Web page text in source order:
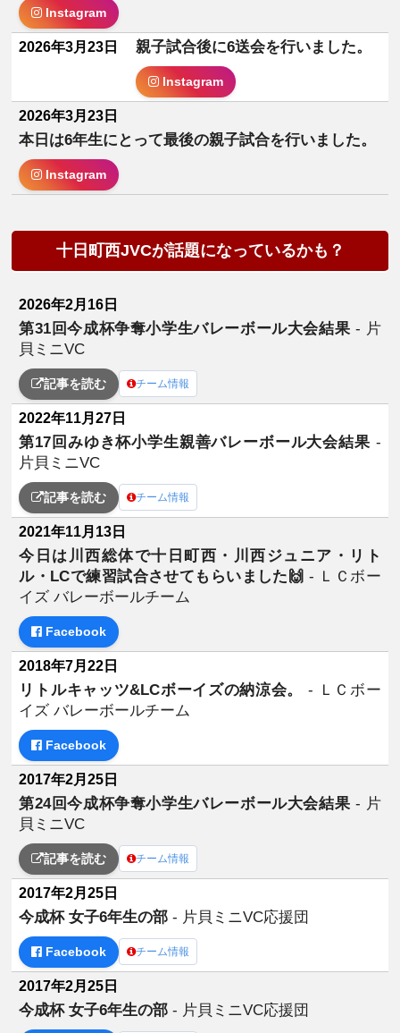
Instagram
2026年3月23日 親子試合後に6送会を行いました。
Instagram
2026年3月23日
本日は6年生にとって最後の親子試合を行いました。
Instagram
十日町西JVCが話題になっているかも？
2026年2月16日
第31回今成杯争奪小学生バレーボール大会結果 - 片
貝ミニVC
記事を読む チーム情報
2022年11月27日
第17回みゆき杯小学生親善バレーボール大会結果 -
片貝ミニVC
記事を読む チーム情報
2021年11月13日
今日は川西総体で十日町西・川西ジュニア・リト
ル・LCで練習試合させてもらいました🙌 - ＬＣボー
イズ バレーボールチーム
Facebook
2018年7月22日
リトルキャッツ&LCボーイズの納涼会。 - ＬＣボー
イズ バレーボールチーム
Facebook
2017年2月25日
第24回今成杯争奪小学生バレーボール大会結果 - 片
貝ミニVC
記事を読む チーム情報
2017年2月25日
今成杯 女子6年生の部- 片貝ミニVC応援団
Facebook チーム情報
2017年2月25日
今成杯 女子6年生の部- 片貝ミニVC応援団